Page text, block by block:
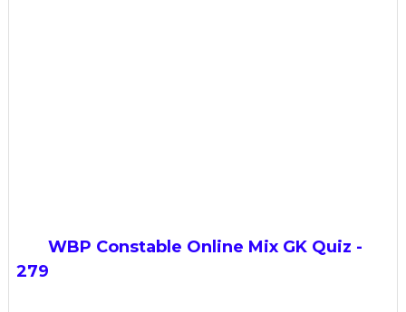
WBP Constable Online Mix GK Quiz -
279